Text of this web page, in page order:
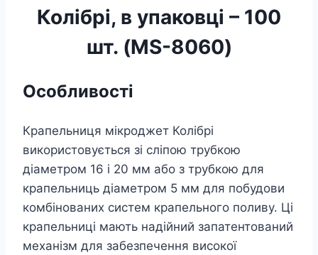
Колібрі, в упаковці – 100
шт. (MS-8060)
Особливості
Крапельниця мікроджет Колібрі
використовується зі сліпою трубкою
діаметром 16 і 20 мм або з трубкою для
крапельниць діаметром 5 мм для побудови
комбінованих систем крапельного поливу. Ці
крапельниці мають надійний запатентований
механізм для забезпечення високої